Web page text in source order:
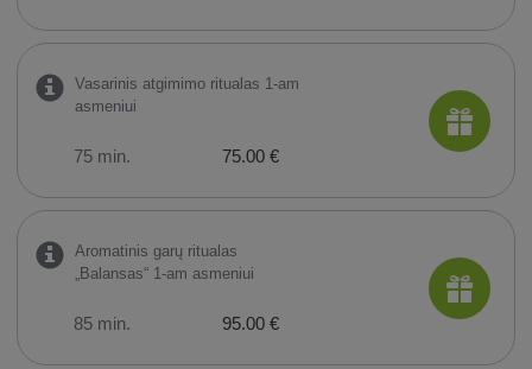
Vasarinis atgimimo ritualas 1-am
asmeniui
75 min. 75.00 €
Aromatinis garų ritualas
„Balansas“ 1-am asmeniui
85 min. 95.00 €